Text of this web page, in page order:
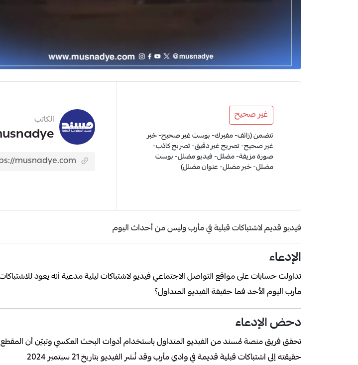
غير صحيح
تتضمن (زائف- مفبرك- بوست غير صحيح- خبر
غير صحيح- تصريح غير دقيق- تصريح كاذب-
صورة مزيفة- مضلل- فيديو مضلل- بوست
مضلل- خبر مضلل- عنوان مضلل)
الكاتب
فيديو قديم لاشتباكات قبلية في مأرب وليس من أحداث اليوم
الإدعاء
تداولت حسابات على مواقع التواصل الاجتماعي فيديو لاشتباكات ليلية مدعية أنه يعود للاشتباكات
مأرب اليوم الأحد فما حقيقة الفيديو المتداول؟
دحض الإدعاء
تحقق فريق منصة مُسند من الفيديو المتداول باستخدام أدوات البحث العكسي وتبيّن أن المقطع
حقيقته إلى اشتباكات قبلية قديمة في وادي مأرب وقد نُشر الفيديو بتاريخ 21 سبتمبر 2024